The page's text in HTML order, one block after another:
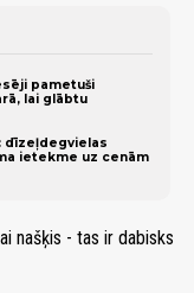
pametuši
lai glābtu
dīzeļdegvielas
ietekme uz cenām
našķis - tas ir dabisks